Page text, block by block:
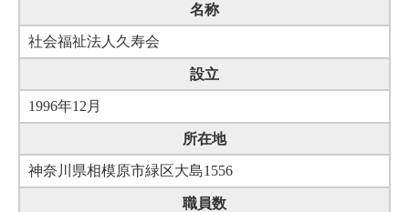
名称
社会福祉法人久寿会
設立
1996年12月
所在地
神奈川県相模原市緑区大島1556
職員数